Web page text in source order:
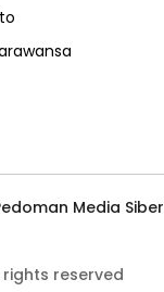
Media Siber
reserved